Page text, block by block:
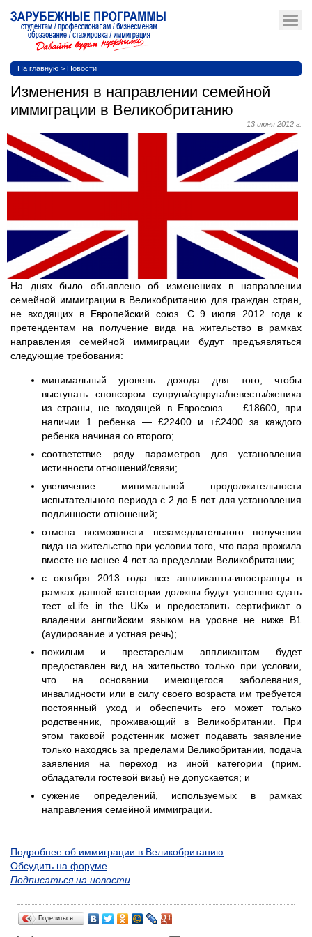
На главную > Новости
Изменения в направлении семейной
иммиграции в Великобританию
13 июня 2012 г.
На днях было объявлено об изменениях в направлении
семейной иммиграции в Великобританию для граждан стран,
не входящих в Европейский союз. С 9 июля 2012 года к
претендентам на получение вида на жительство в рамках
направления семейной иммиграции будут предъявляться
следующие требования:
минимальный уровень дохода для того, чтобы
выступать спонсором супруги/супруга/невесты/жениха
из страны, не входящей в Евросоюз — £18600, при
наличии 1 ребенка — £22400 и +£2400 за каждого
ребенка начиная со второго;
соответствие ряду параметров для установления
истинности отношений/связи;
увеличение минимальной продолжительности
испытательного периода с 2 до 5 лет для установления
подлинности отношений;
отмена возможности незамедлительного получения
вида на жительство при условии того, что пара прожила
вместе не менее 4 лет за пределами Великобритании;
с октября 2013 года все аппликанты-иностранцы в
рамках данной категории должны будут успешно сдать
тест «Life in the UK» и предоставить сертификат о
владении английским языком на уровне не ниже B1
(аудирование и устная речь);
пожилым и престарелым аппликантам будет
предоставлен вид на жительство только при условии,
что на основании имеющегося заболевания,
инвалидности или в силу своего возраста им требуется
постоянный уход и обеспечить его может только
родственник, проживающий в Великобритании. При
этом таковой родстенник может подавать заявление
только находясь за пределами Великобритании, подача
заявления на переход из иной категории (прим.
обладатели гостевой визы) не допускается; и
сужение определений, используемых в рамках
направления семейной иммиграции.
Подробнее об иммиграции в Великобританию
Обсудить на форуме
Подписаться на новости
Поделиться…